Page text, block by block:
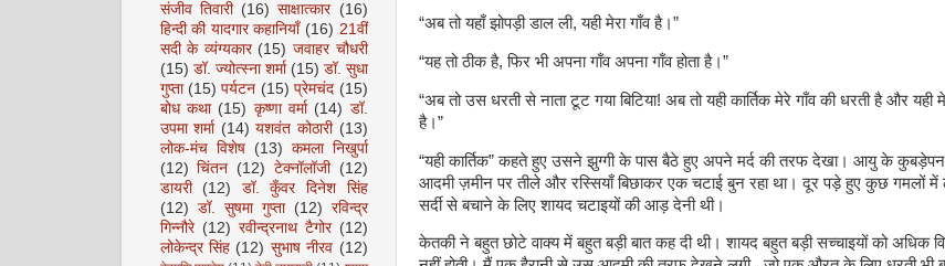
“अब तो यहाँ झोपड़ी डाल ली, यही मेरा गाँव है।”
“यह तो ठीक है, फिर भी अपना गाँव अपना गाँव होता है।”
“अब तो उस धरती से नाता टूट गया बिटिया! अब तो यही कार्तिक मेरे गाँव की धरती है और
है।”
“यही कार्तिक” कहते हुए उसने झुग्गी के पास बैठे हुए अपने मर्द की तरफ देखा। आयु के
आदमी ज़मीन पर तीले और रस्सियाँ बिछाकर एक चटाई बुन रहा था। दूर पड़े हुए कुछ गमलों
सर्दी से बचाने के लिए शायद चटाइयों की आड़ देनी थी।
केतकी ने बहुत छोटे वाक्य में बहुत बड़ी बात कह दी थी। शायद बहुत बड़ी सच्चाइयों को अधिक
संजीव तिवारी (16) साक्षात्कार (16)
हिन्दी की यादगार कहानियाँ (16) 21वीं
सदी के व्यंग्यकार (15) जवाहर चौधरी
(15) डॉ. ज्योत्स्ना शर्मा (15) डॉ. सुधा
गुप्ता (15) पर्यटन (15) प्रेमचंद (15)
बोध कथा (15) कृष्णा वर्मा (14) डॉ.
उपमा शर्मा (14) यशवंत कोठारी (13)
लोक-मंच विशेष
(13) कमला निखुर्पा
(12) चिंतन (12) टेक्नॉलॉजी
(12)
डायरी
(12)
डॉ. कुँवर दिनेश सिंह
(12) डॉ. सुषमा गुप्ता (12) रविन्द्र
गिन्नौरे (12) रवीन्द्रनाथ टैगोर (12)
लोकेन्द्र सिंह (12) सुभाष नीरव (12)